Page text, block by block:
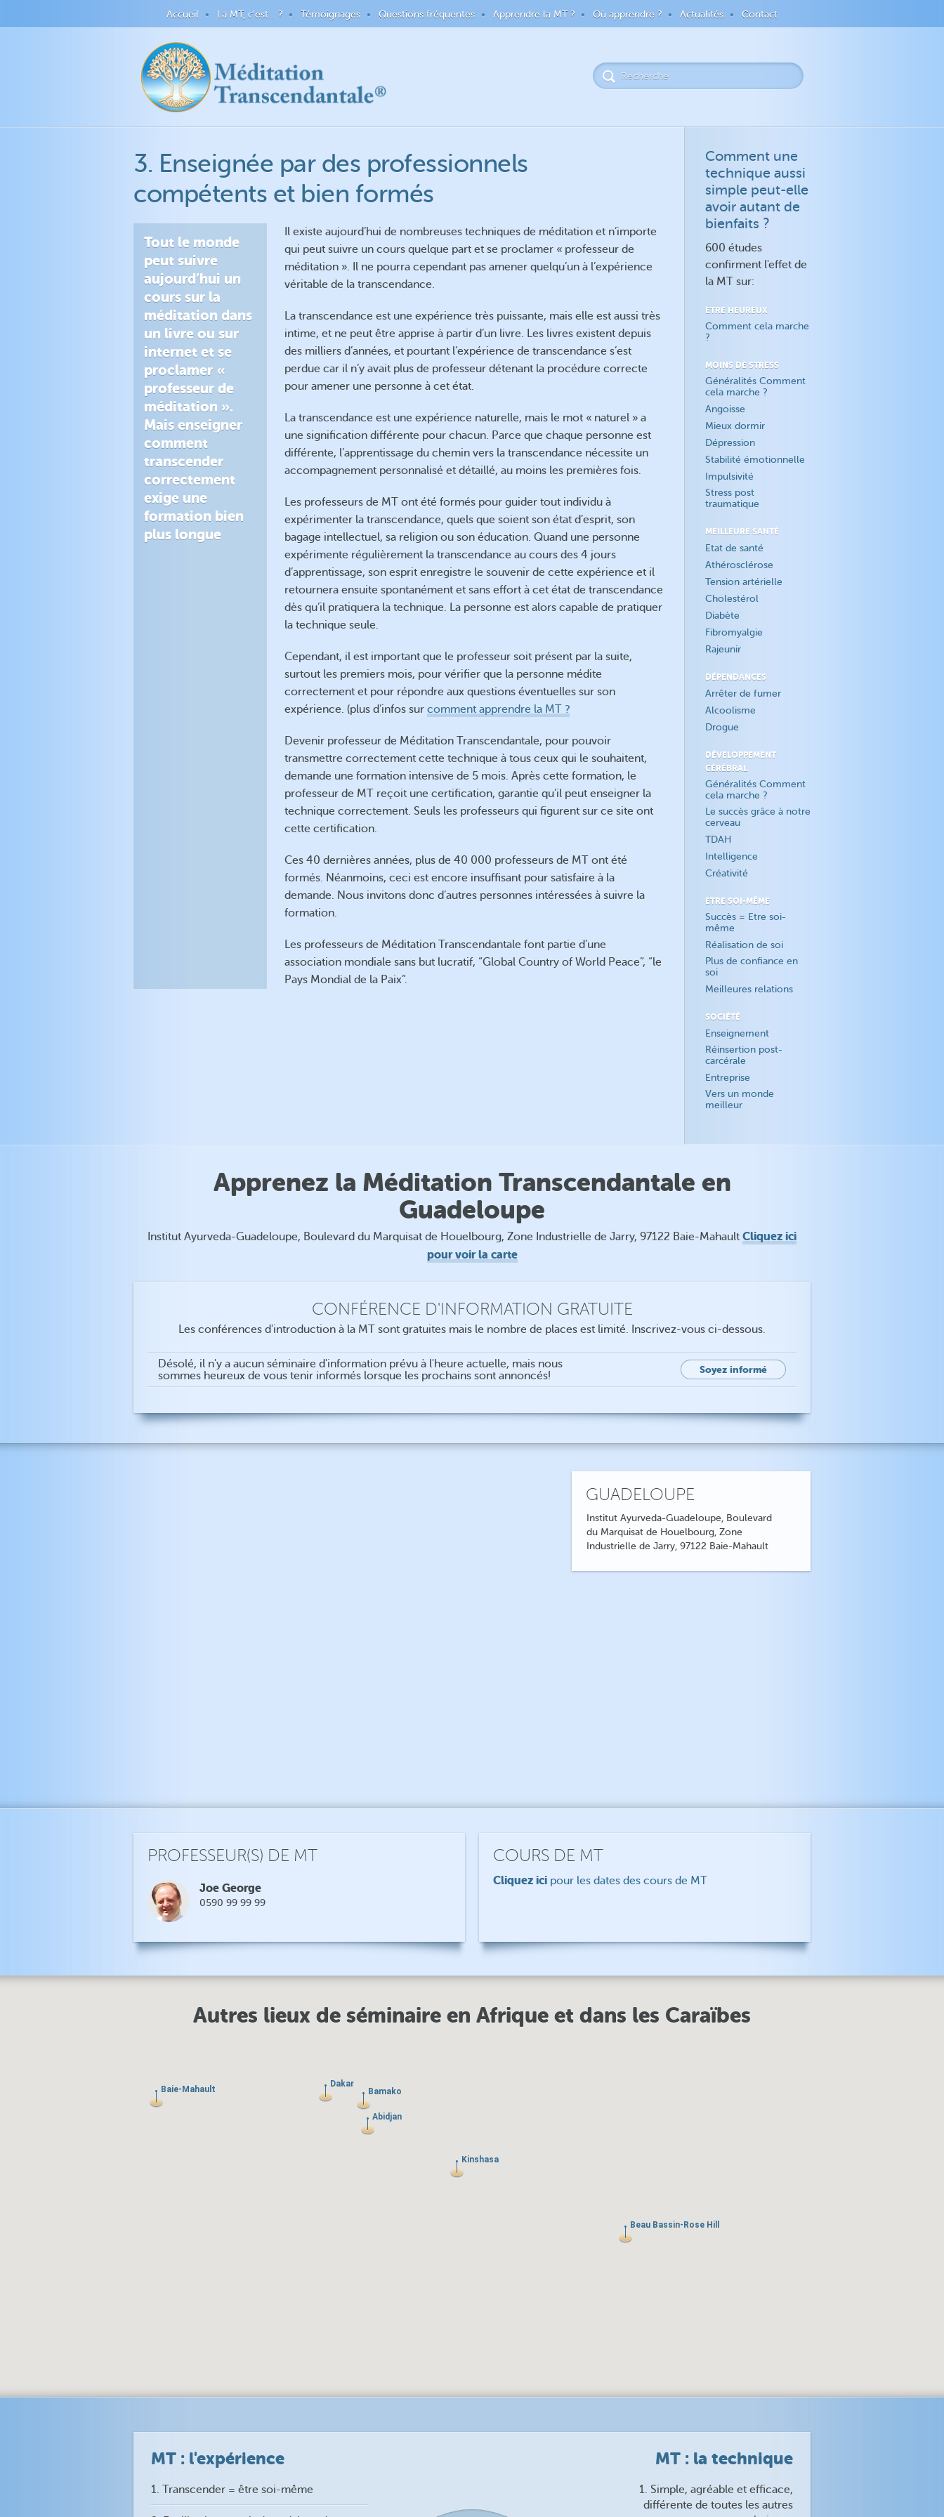
Accueil La MT, c’est… ? Témoignages Questions fréquentes Apprendre la MT ? Où apprendre ? Actualités Contact
3. Enseignée par des professionnels
compétents et bien formés
Tout le monde
peut suivre
aujourd’hui un
cours sur la
méditation dans
un livre ou sur
internet et se
proclamer «
professeur de
méditation ».
Mais enseigner
comment
transcender
correctement
exige une
formation bien
plus longue
Il existe aujourd’hui de nombreuses techniques de méditation et n’importe
qui peut suivre un cours quelque part et se proclamer « professeur de
méditation ». Il ne pourra cependant pas amener quelqu’un à l’expérience
véritable de la transcendance.
La transcendance est une expérience très puissante, mais elle est aussi très
intime, et ne peut être apprise à partir d’un livre. Les livres existent depuis
des milliers d’années, et pourtant l’expérience de transcendance s’est
perdue car il n’y avait plus de professeur détenant la procédure correcte
pour amener une personne à cet état.
La transcendance est une expérience naturelle, mais le mot « naturel » a
une signification différente pour chacun. Parce que chaque personne est
différente, l’apprentissage du chemin vers la transcendance nécessite un
accompagnement personnalisé et détaillé, au moins les premières fois.
Les professeurs de MT ont été formés pour guider tout individu à
expérimenter la transcendance, quels que soient son état d’esprit, son
bagage intellectuel, sa religion ou son éducation. Quand une personne
expérimente régulièrement la transcendance au cours des 4 jours
d’apprentissage, son esprit enregistre le souvenir de cette expérience et il
retournera ensuite spontanément et sans effort à cet état de transcendance
dès qu’il pratiquera la technique. La personne est alors capable de pratiquer
la technique seule.
Cependant, il est important que le professeur soit présent par la suite,
surtout les premiers mois, pour vérifier que la personne médite
correctement et pour répondre aux questions éventuelles sur son
expérience. (plus d’infos sur comment apprendre la MT ?
Devenir professeur de Méditation Transcendantale, pour pouvoir
transmettre correctement cette technique à tous ceux qui le souhaitent,
demande une formation intensive de 5 mois. Après cette formation, le
professeur de MT reçoit une certification, garantie qu’il peut enseigner la
technique correctement. Seuls les professeurs qui figurent sur ce site ont
cette certification.
Ces 40 dernières années, plus de 40 000 professeurs de MT ont été
formés. Néanmoins, ceci est encore insuffisant pour satisfaire à la
demande. Nous invitons donc d’autres personnes intéressées à suivre la
formation.
Les professeurs de Méditation Transcendantale font partie d’une
association mondiale sans but lucratif, “Global Country of World Peace”, “le
Pays Mondial de la Paix”.
Comment une
technique aussi
simple peut-elle
avoir autant de
bienfaits ?
600 études
confirment l'effet de
la MT sur:
ETRE HEUREUX
Comment cela marche
?
MOINS DE STRESS
Généralités Comment
cela marche ?
Angoisse
Mieux dormir
Dépression
Stabilité émotionnelle
Impulsivité
Stress post
traumatique
MEILLEURE SANTÉ
Etat de santé
Athérosclérose
Tension artérielle
Cholestérol
Diabète
Fibromyalgie
Rajeunir
DÉPENDANCES
Arrêter de fumer
Alcoolisme
Drogue
DÉVELOPPEMENT
CÉRÉBRAL
Généralités Comment
cela marche ?
Le succès grâce à notre
cerveau
TDAH
Intelligence
Créativité
ETRE SOI-MÊME
Succès = Etre soi-
même
Réalisation de soi
Plus de confiance en
soi
Meilleures relations
SOCIÉTÉ
Enseignement
Réinsertion post-
carcérale
Entreprise
Vers un monde
meilleur
Apprenez la Méditation Transcendantale en
Guadeloupe
Institut Ayurveda-Guadeloupe, Boulevard du Marquisat de Houelbourg, Zone Industrielle de Jarry, 97122 Baie-Mahault Cliquez ici
pour voir la carte
CONFÉRENCE D'INFORMATION GRATUITE
Les conférences d'introduction à la MT sont gratuites mais le nombre de places est limité. Inscrivez-vous ci-dessous.
Désolé, il n'y a aucun séminaire d'information prévu à l'heure actuelle, mais nous
sommes heureux de vous tenir informés lorsque les prochains sont annoncés!
Soyez informé
GUADELOUPE
Institut Ayurveda-Guadeloupe, Boulevard
du Marquisat de Houelbourg, Zone
Industrielle de Jarry, 97122 Baie-Mahault
PROFESSEUR(S) DE MT
Joe George
0590 99 99 99
COURS DE MT
Cliquez ici pour les dates des cours de MT
Autres lieux de séminaire en Afrique et dans les Caraïbes
Kinshasa
Abidjan
Dakar
Bamako
Beau Bassin-Rose Hill
Baie-Mahault
Kinshasa
Abidjan
Dakar
Bamako
Beau Bassin-Rose Hill
Baie-Mahault
MT : l'expérience
1. Transcender = être soi-même
MT : la technique
1. Simple, agréable et efficace,
différente de toutes les autres